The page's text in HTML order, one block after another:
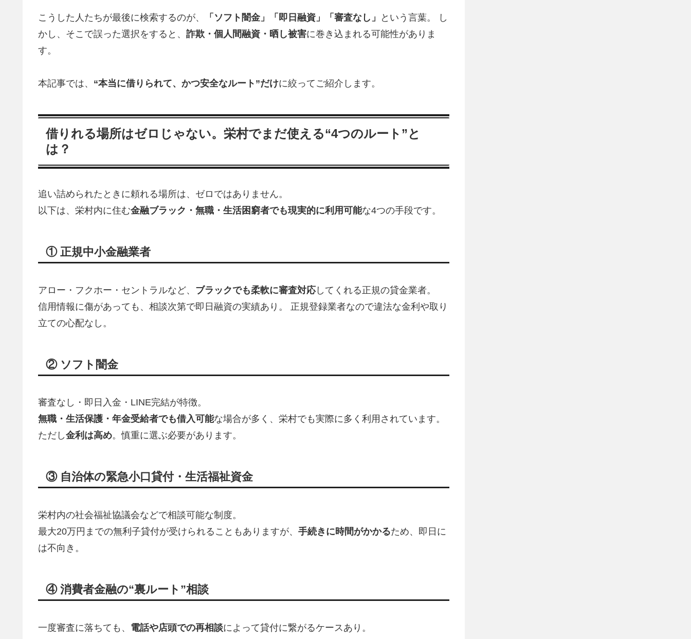
こうした人たちが最後に検索するのが、 「ソフト闇金」「即日融資」「審査なし」
という言葉。 し
かし、そこで誤った選択をすると、 詐欺・個人間融資・晒し被害に巻き込まれる可能性がありま
す。
本記事では、 “本当に借りられて、かつ安全なルート”だけに絞ってご紹介します。
借りれる場所はゼロじゃない。栄村でまだ使える“4つのルート”と
は？
追い詰められたときに頼れる場所は、ゼロではありません。
以下は、栄村内に住む金融ブラック・無職・生活困窮者でも現実的に利用可能な4つの手段です。
① 正規中小金融業者
アロー・フクホー・セントラルなど、 ブラックでも柔軟に審査対応してくれる正規の貸金業者。
信用情報に傷があっても、相談次第で即日融資の実績あり。 正規登録業者なので違法な金利や取り
立ての心配なし。
② ソフト闇金
審査なし・即日入金・LINE完結が特徴。
無職・生活保護・年金受給者でも借入可能な場合が多く、栄村でも実際に多く利用されています。
ただし金利は高め。慎重に選ぶ必要があります。
③ 自治体の緊急小口貸付・生活福祉資金
栄村内の社会福祉協議会などで相談可能な制度。
最大20万円までの無利子貸付が受けられることもありますが、 手続きに時間がかかるため、即日に
は不向き。
④ 消費者金融の“裏ルート”相談
一度審査に落ちても、 電話や店頭での再相談によって貸付に繋がるケースあり。